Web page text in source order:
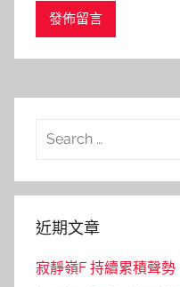
Search
近期文章
寂靜嶺F 持續累積聲